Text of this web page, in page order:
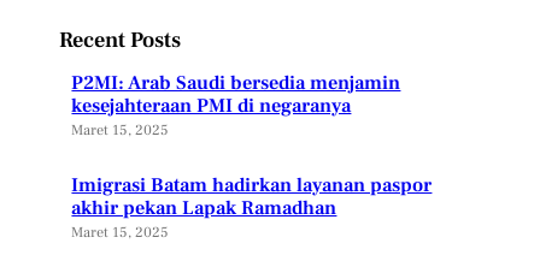
Recent Posts
P2MI: Arab Saudi bersedia menjamin
kesejahteraan PMI di negaranya
Maret 15, 2025
Imigrasi Batam hadirkan layanan paspor
akhir pekan Lapak Ramadhan
Maret 15, 2025